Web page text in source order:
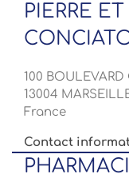
PIERRE
100
13004
France
Contact